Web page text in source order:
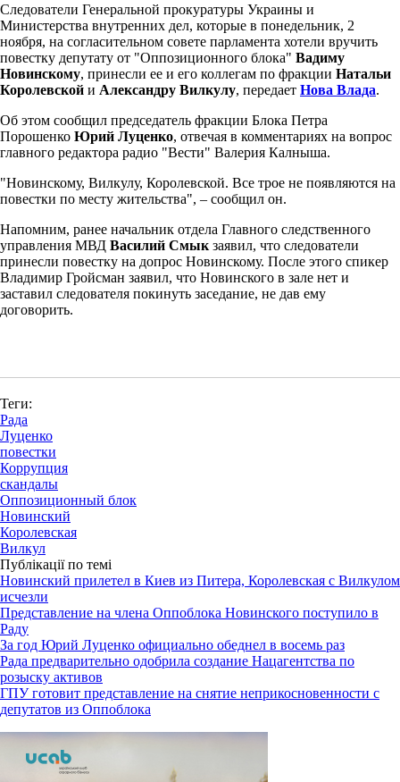
Следователи Генеральной прокуратуры Украины и
Министерства внутренних дел, которые в понедельник, 2
ноября, на согласительном совете парламента хотели вручить
повестку депутату от "Оппозиционного блока" Вадиму
Новинскому, принесли ее и его коллегам по фракции Натальи
Королевской и Александру Вилкулу, передает Нова Влада.
Об этом сообщил председатель фракции Блока Петра
Порошенко Юрий Луценко, отвечая в комментариях на вопрос
главного редактора радио "Вести" Валерия Калныша.
"Новинскому, Вилкулу, Королевской. Все трое не появляются на
повестки по месту жительства", – сообщил он.
Напомним, ранее начальник отдела Главного следственного
управления МВД Василий Смык заявил, что следователи
принесли повестку на допрос Новинскому. После этого спикер
Владимир Гройсман заявил, что Новинского в зале нет и
заставил следователя покинуть заседание, не дав ему
договорить.
Теги:
Рада
Луценко
повестки
Коррупция
скандалы
Оппозиционный блок
Новинский
Королевская
Вилкул
Публікації по темі
Новинский прилетел в Киев из Питера, Королевская с Вилкулом
исчезли
Представление на члена Оппоблока Новинского поступило в
Раду
За год Юрий Луценко официально обеднел в восемь раз
Рада предварительно одобрила создание Нацагентства по
розыску активов
ГПУ готовит представление на снятие неприкосновенности с
депутатов из Оппоблока